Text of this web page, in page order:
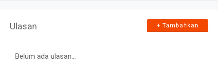
+ Tambahkan
Ulasan